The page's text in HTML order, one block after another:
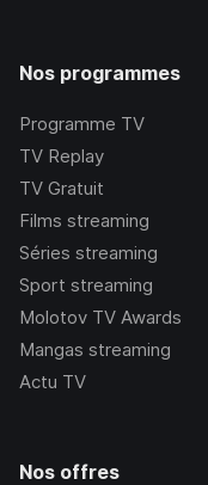
Nos programmes
Programme TV
TV Replay
TV Gratuit
Films streaming
Séries streaming
Sport streaming
Molotov TV Awards
Mangas streaming
Actu TV
Nos offres